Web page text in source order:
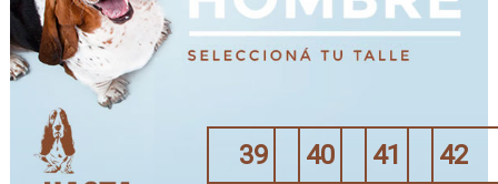
39 40 41 42